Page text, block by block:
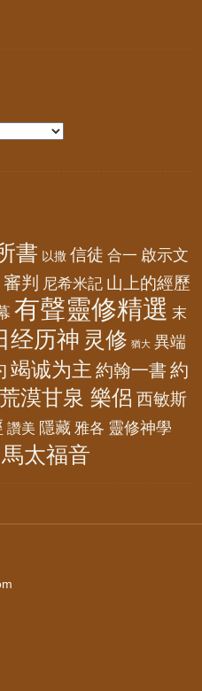
書 以撒 信徒 合一 啟示文
審判 尼希米記 山上的經歷
有聲靈修精選 末
经历神 灵修 猶大 異端
竭诚为主 約翰一書 約
荒漠甘泉 樂侶 西敏斯
讚美 隱藏 雅各 靈修神學
馬太福音